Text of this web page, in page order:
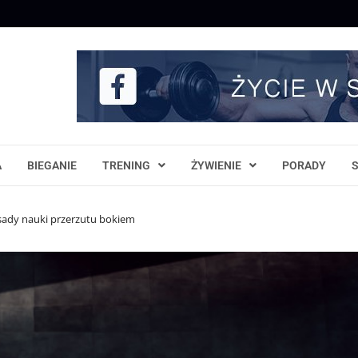
BIEGANIE TRENING ŻYWIENIE PORADY
nauki przerzutu bokiem